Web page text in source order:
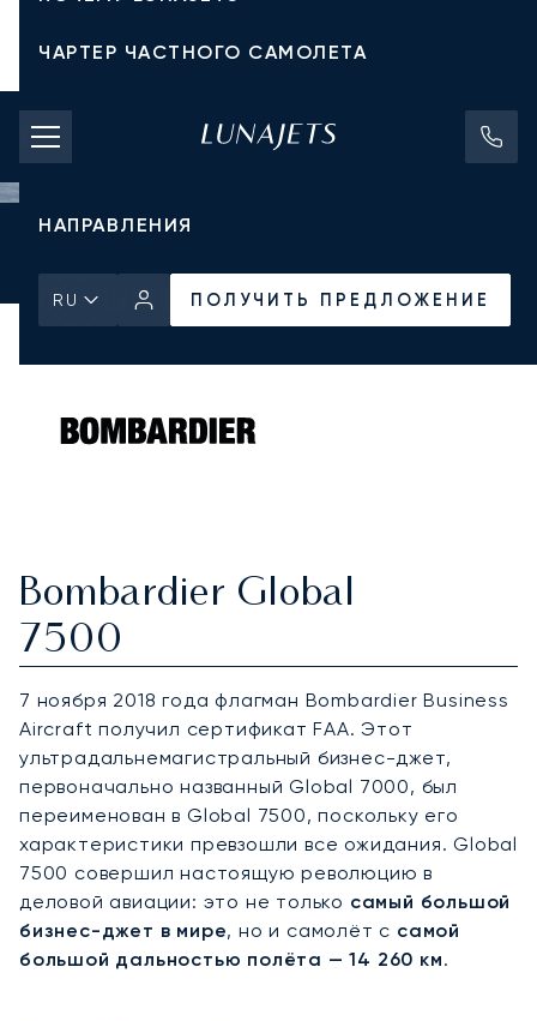
ЧАРТЕР ЧАСТНОГО САМОЛЕТА
СТОИМОСТЬ ЧАРТЕРА
ЧАСТНЫЕ САМОЛЕТЫ
НАПРАВЛЕНИЯ
RU ПОЛУЧИТЬ ПРЕДЛОЖЕНИЕ
Bombardier Global
7500
7 ноября 2018 года флагман Bombardier Business
Aircraft получил сертификат FAA. Этот
ультрадальнемагистральный бизнес-джет,
первоначально названный Global 7000, был
переименован в Global 7500, поскольку его
характеристики превзошли все ожидания. Global
7500 совершил настоящую революцию в
деловой авиации: это не только самый большой
бизнес-джет в мире, но и самолёт с самой
большой дальностью полёта — 14 260 км.